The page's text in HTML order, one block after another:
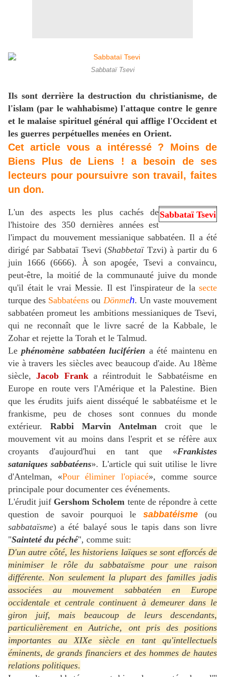
Sabbataï Tsevi
Ils sont derrière la destruction du christianisme, de
l'islam (par le wahhabisme) l'attaque contre le genre
et le malaise spirituel général qui afflige l'Occident et
les guerres perpétuelles menées en Orient.
Cet article vous a intéressé ? Moins de
Biens Plus de Liens ! a besoin de ses
lecteurs pour poursuivre son travail, faites
un don.
Sabbataï Tsevi
L'un des aspects les plus cachés de
l'histoire des 350 dernières années est
l'impact du mouvement messianique sabbatéen. Il a été
dirigé par Sabbataï Tsevi (ShabbetaïTzvi) à partir du 6
juin 1666 (6666). À son apogée, Tsevi a convaincu,
peut-être, la moitié de la communauté juive du monde
qu'il était le vrai Messie. Il est l'inspirateur de la secte
turque des Sabbatéens ou Dönmeh. Un vaste mouvement
sabbatéen promeut les ambitions messianiques de Tsevi,
qui ne reconnaît que le livre sacré de la Kabbale, le
Zohar et rejette la Torah et le Talmud.
Lephénomène sabbatéen luciférien a été maintenu en
vie à travers les siècles avec beaucoup d'aide. Au 18ème
siècle,Jacob Franka réintroduit le Sabbatéisme en
Europe en route vers l'Amérique et la Palestine. Bien
que les érudits juifs aient disséqué le sabbatéisme et le
frankisme, peu de choses sont connues du monde
extérieur. Rabbi Marvin Antelman croit que le
mouvement vit au moins dans l'esprit et se réfère aux
croyants d'aujourd'hui en tant que «Frankistes
sataniques sabbatéens». L'article qui suit utilise le livre
d'Antelman, «Pour éliminer l'opiacé», comme source
principale pour documenter ces événements.
L'érudit juif Gershom Scholem tente de répondre à cette
question de savoir pourquoi lesabbatéisme (ou
sabbataïsme) a été balayé sous le tapis dans son livre
"Sainteté du péché", comme suit:
D'un autre côté, les historiens laïques se sont efforcés de
minimiser le rôle du sabbataïsme pour une raison
différente. Non seulement la plupart des familles jadis
associées au mouvement sabbatéen en Europe
occidentale et centrale continuent à demeurer dans le
giron juif, mais beaucoup de leurs descendants,
particulièrement en Autriche, ont pris des positions
importantes au XIXe siècle en tant qu'intellectuels
éminents, de grands financiers et des hommes de hautes
relations politiques.